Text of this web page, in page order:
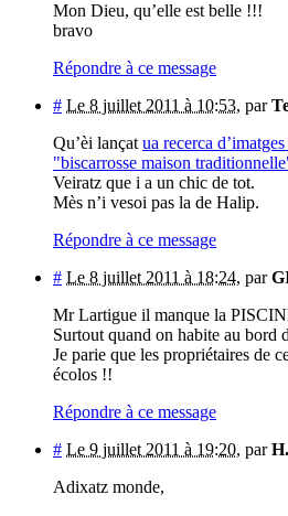
Mon Dieu, qu’elle est belle !!!
bravo
Répondre à ce message
# Le 8 juillet 2011 à 10:53, par
Qu’èi lançat ua recerca
"biscarrosse maison
Veiratz que i a un chic de tot.
Mès n’i vesoi pas la de Halip.
Répondre à ce message
# Le 8 juillet 2011 à 18:24, par
Mr Lartigue il manque la
Surtout quand on habite au bord
Je parie que les propriétaires de
écolos !!
Répondre à ce message
# Le 9 juillet 2011 à 19:20, par
Adixatz monde,